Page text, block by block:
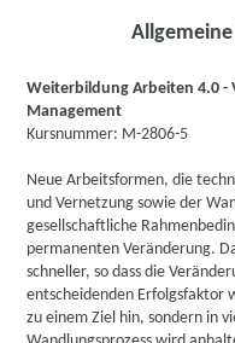
Weiterbildung Arbeiten 4.0 -
Management
Kursnummer: M-2806-5
Neue Arbeitsformen, die
und Vernetzung sowie der
gesellschaftliche
permanenten Veränderung.
schneller, so dass die
entscheidenden Erfolgsfaktor
zu einem Ziel hin, sondern in